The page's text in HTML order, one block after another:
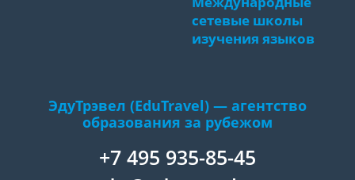
сетевые школы
изучения языков
ЭдуТрэвел (EduTravel) — агентство
образования за рубежом
+7 495 935-85-45